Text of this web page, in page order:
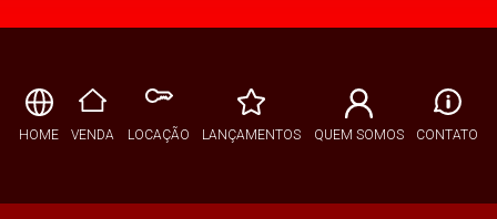
HOME VENDA LOCAÇÃO LANÇAMENTOS QUEM SOMOS CONTATO